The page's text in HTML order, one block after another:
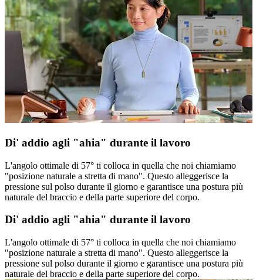
Di' addio agli "ahia" durante il lavoro
L'angolo ottimale di 57° ti colloca in quella che noi chiamiamo
"posizione naturale a stretta di mano". Questo alleggerisce la
pressione sul polso durante il giorno e garantisce una postura più
naturale del braccio e della parte superiore del corpo.
Di' addio agli "ahia" durante il lavoro
L'angolo ottimale di 57° ti colloca in quella che noi chiamiamo
"posizione naturale a stretta di mano". Questo alleggerisce la
pressione sul polso durante il giorno e garantisce una postura più
naturale del braccio e della parte superiore del corpo.